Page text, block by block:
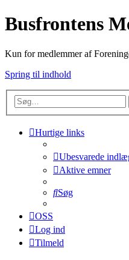
Busfrontens
Kun for medlemmer af
Spring til indhold
Hurtige links
Ubesvarede
Aktive emner
Søg
OSS
Log ind
Tilmeld